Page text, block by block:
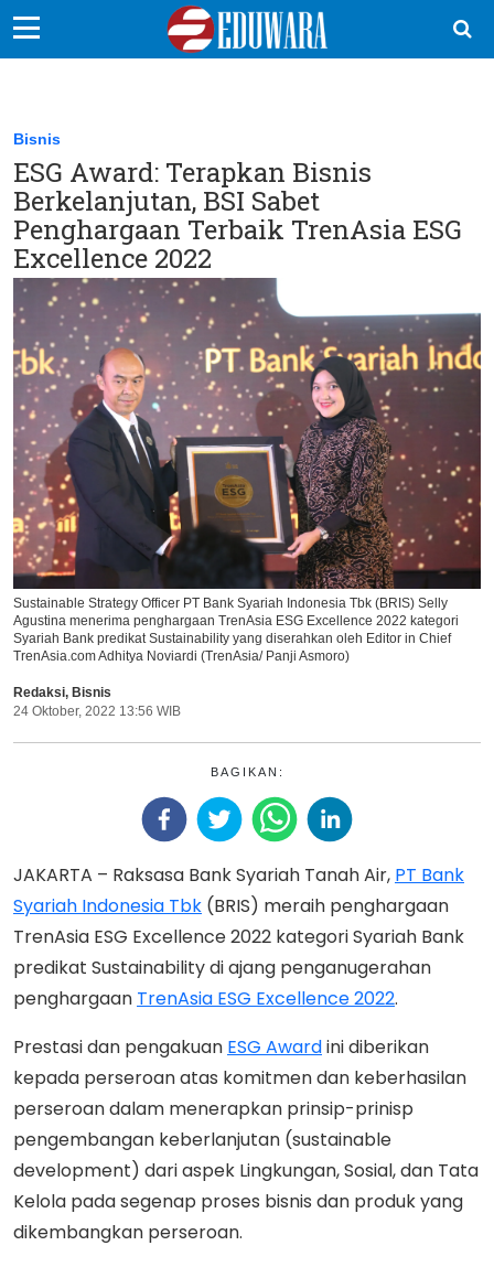
Sekolah Kita
Vokasi
Kampus
Idea
Sains
EduDana
Ikuti Kami di:
Bisnis
ESG Award: Terapkan Bisnis
Berkelanjutan, BSI Sabet
Penghargaan Terbaik TrenAsia ESG
Excellence 2022
Sustainable Strategy Officer PT Bank Syariah Indonesia Tbk (BRIS) Selly
Agustina menerima penghargaan TrenAsia ESG Excellence 2022 kategori
Syariah Bank predikat Sustainability yang diserahkan oleh Editor in Chief
TrenAsia.com Adhitya Noviardi (TrenAsia/ Panji Asmoro)
Redaksi, Bisnis
24 Oktober, 2022 13:56 WIB
BAGIKAN:
JAKARTA – Raksasa Bank Syariah Tanah Air, PT Bank
Syariah Indonesia Tbk (BRIS) meraih penghargaan
TrenAsia ESG Excellence 2022 kategori Syariah Bank
predikat Sustainability di ajang penganugerahan
penghargaan TrenAsia ESG Excellence 2022.
Prestasi dan pengakuan ESG Awardini diberikan
kepada perseroan atas komitmen dan keberhasilan
perseroan dalam menerapkan prinsip-prinisp
pengembangan keberlanjutan (sustainable
development) dari aspek Lingkungan, Sosial, dan Tata
Kelola pada segenap proses bisnis dan produk yang
dikembangkan perseroan.